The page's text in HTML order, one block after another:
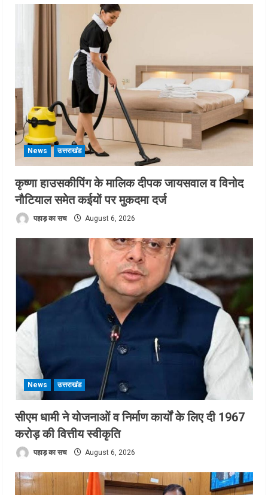
News उत्तराखंड
कृष्णा हाउसकीपिंग के मालिक दीपक जायसवाल व विनोद
नौटियाल समेत कईयों पर मुकदमा दर्ज
पहाड़ का सच August 6, 2026
News उत्तराखंड
सीएम धामी ने योजनाओं व निर्माण कार्यों के लिए दी 1967
करोड़ की वित्तीय स्वीकृति
पहाड़ का सच August 6, 2026